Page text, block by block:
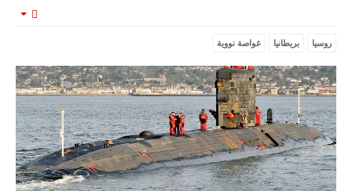
تدريبات
فلينتلوك
2026 الدولية
بمشاركة
جيوش وقادة
من 30 دولة
بمدينة سرت
الليبية.
في خطوة
تُوصف بأنها
روسيا بريطانيا غواصة نووية